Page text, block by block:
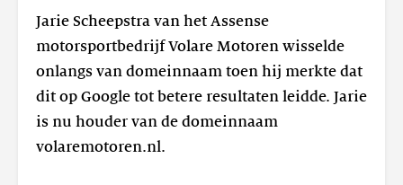
Jarie Scheepstra van het Assense
motorsportbedrijf Volare Motoren wisselde
onlangs van domeinnaam toen hij merkte dat
dit op Google tot betere resultaten leidde. Jarie
is nu houder van de domeinnaam
volaremotoren.nl.